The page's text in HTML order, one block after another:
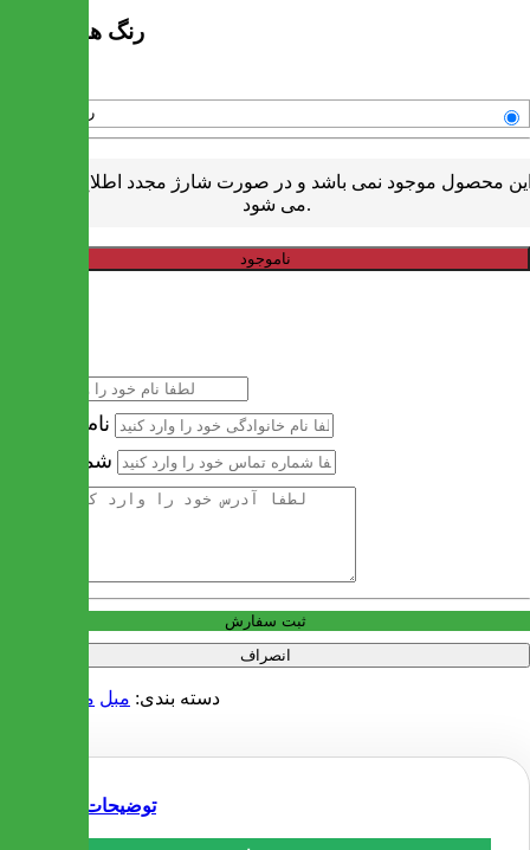
رنگ های موجود
رنگبندی متنوع
محصول موجود نمی باشد و در صورت شارژ مجدد اطلاع رسانی
می شود.
ناموجود
نام خانوادگی
شماره تماس
ثبت سفارش
انصراف
دسته بندی: مبل مبل کلاسیک
توضیحات